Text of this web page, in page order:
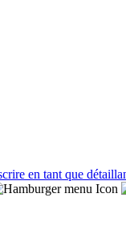
en tant que